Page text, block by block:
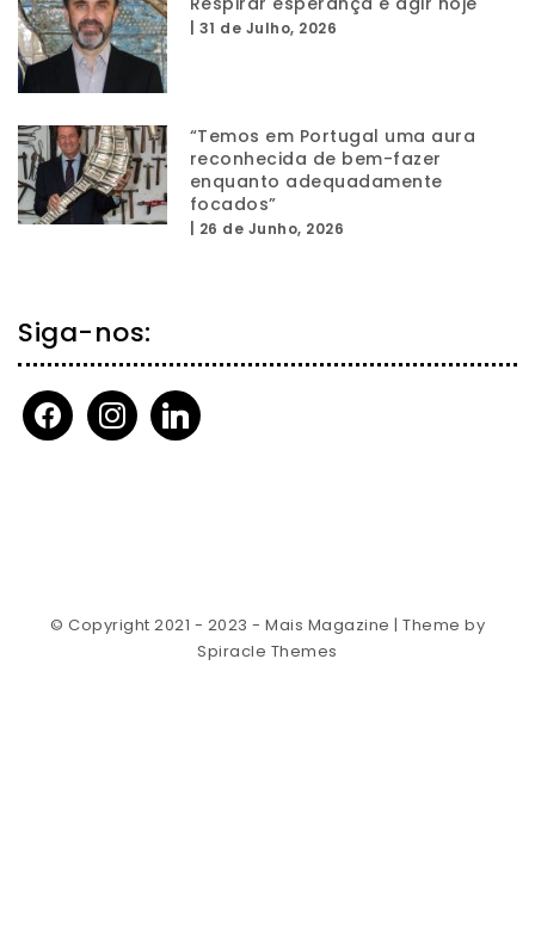
31 de Julho, 2026
“Temos em Portugal uma aura
reconhecida de bem-fazer
enquanto adequadamente
focados”
26 de Junho, 2026
Siga-nos:
facebookinstagramlinkedin
© Copyright 2021 - 2023 - Mais Magazine | Theme by
Spiracle Themes